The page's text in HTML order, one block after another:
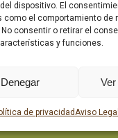
dispositivo. El
el comportamiento de
consentir o retirar el
y funciones.
Denegar
de privacidadAviso Legal